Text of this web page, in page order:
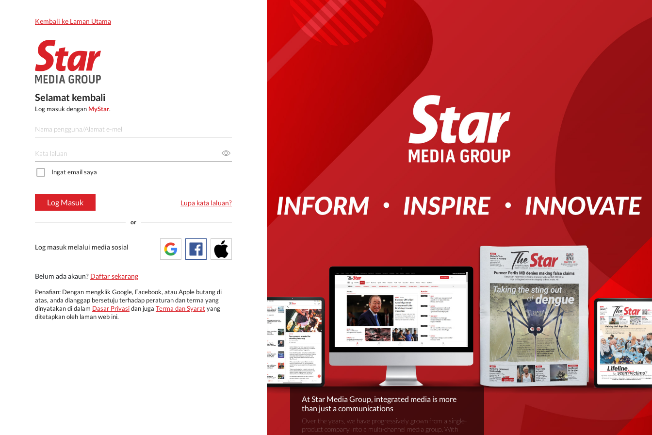
Kembali ke Laman Utama
Selamat kembali
Log masuk dengan MyStar.
Ingat email saya
Log Masuk Lupa kata laluan?
or
Log masuk melalui media sosial
Belum ada akaun? Daftar sekarang
Penafian: Dengan mengklik Google, Facebook, atau Apple butang di
atas, anda dianggap bersetuju terhadap peraturan dan terma yang
dinyatakan di dalam Dasar Privasidan juga Terma dan Syaratyang
ditetapkan oleh laman web ini.
At Star Media Group, integrated media is more
than just a communications
Over the years, we have progressively grown from a single-
product company into a multi-channel media group. With